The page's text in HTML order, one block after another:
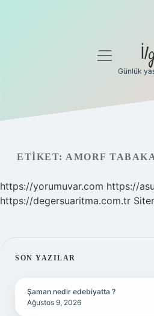
Gizlilik Politikası
menüyü
Günlük
ETIKET: AMORF
https://yorumuvar.com https://
https://degersuaritma.com.tr
SIDEBAR
SON YAZILAR
Şaman nedir edebiyatta ?
Ağustos 9, 2026